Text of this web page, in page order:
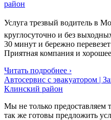
район
Услуга трезвый водитель в
круглосуточно и без
30 минут и бережно
Приятная компания и
Читать подробнее ›
Автосервис с эвакуатором |
Клинский район
Мы не только предоставляем
так же готовы предложить